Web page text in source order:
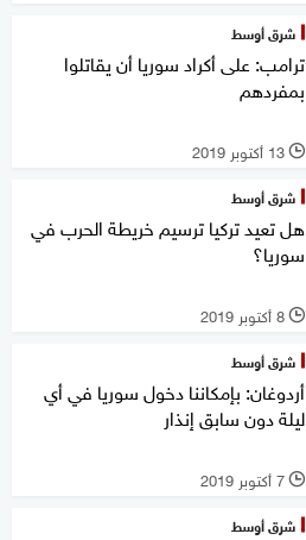
شرق أوسط
ترامب: على أكراد سوريا أن يقاتلوا
بمفردهم
l 13 أكتوبر 2019
شرق أوسط
هل تعيد تركيا ترسيم خريطة الحرب في
سوريا؟
l 8 أكتوبر 2019
شرق أوسط
أردوغان: بإمكاننا دخول سوريا في أي
ليلة دون سابق إنذار
l 7 أكتوبر 2019
شرق أوسط